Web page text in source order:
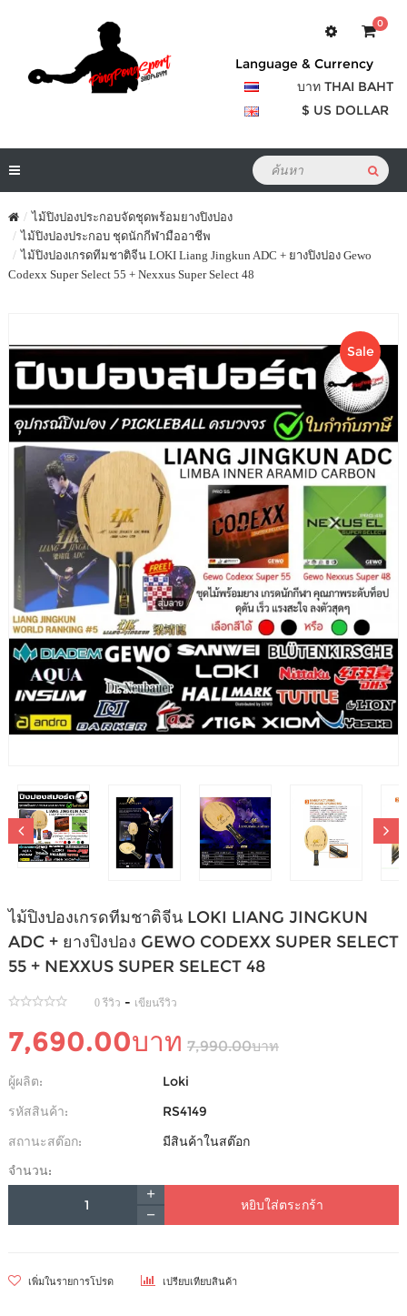
0
Language & Currency
บาท THAI BAHT
$ US DOLLAR
ไม้ปิงปองประกอบจัดชุดพร้อมยางปิงปอง
ไม้ปิงปองประกอบ ชุดนักกีฬามืออาชีพ
ไม้ปิงปองเกรดทีมชาติจีน LOKI Liang Jingkun ADC + ยางปิงปอง Gewo
Codexx Super Select 55 + Nexxus Super Select 48
Sale
ไม้ปิงปองเกรดทีมชาติจีน LOKI LIANG JINGKUN
ADC + ยางปิงปอง GEWO CODEXX SUPER SELECT
55 + NEXXUS SUPER SELECT 48
0 รีวิว - เขียนรีวิว
7,690.00บาท 7,990.00บาท
ผู้ผลิต:
Loki
รหัสสินค้า:
RS4149
สถานะสต๊อก:
มีสินค้าในสต๊อก
จำนวน:
หยิบใส่ตระกร้า
เพิ่มในรายการโปรด เปรียบเทียบสินค้า